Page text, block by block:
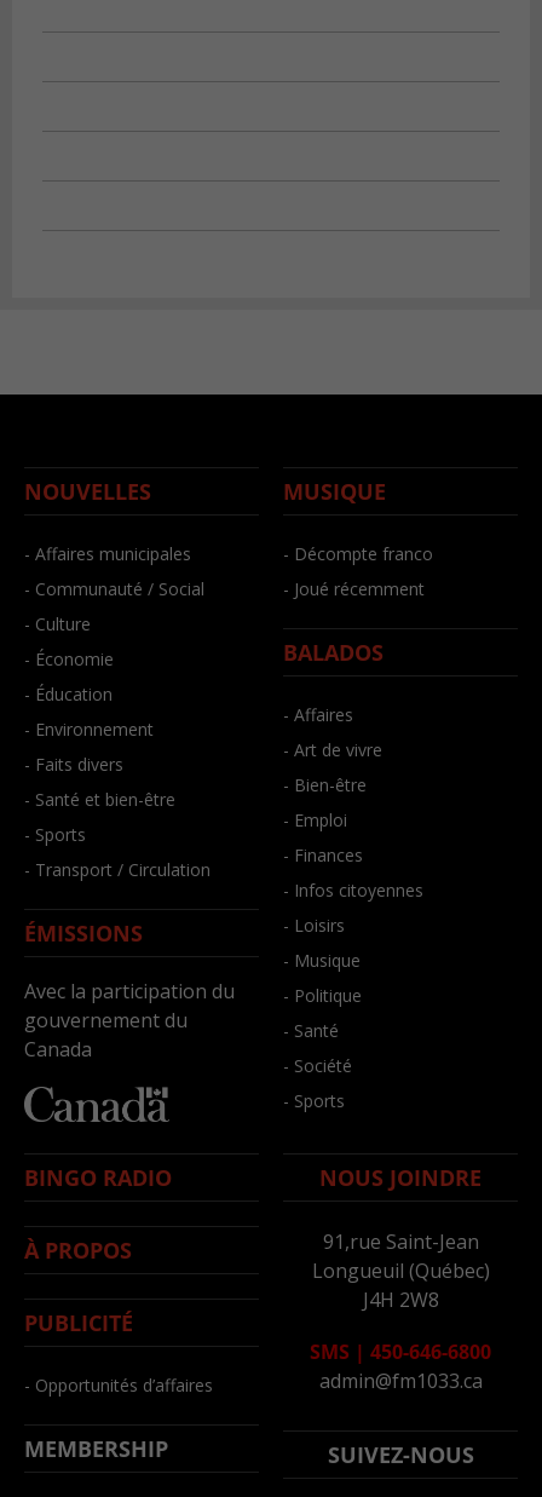
NOUVELLES
- Affaires municipales
- Communauté / Social
- Culture
- Économie
- Éducation
- Environnement
- Faits divers
- Santé et bien-être
- Sports
- Transport / Circulation
ÉMISSIONS
Avec la participation du
gouvernement du
Canada
MUSIQUE
- Décompte franco
- Joué récemment
BALADOS
- Affaires
- Art de vivre
- Bien-être
- Emploi
- Finances
- Infos citoyennes
- Loisirs
- Musique
- Politique
- Santé
- Société
- Sports
BINGO RADIO
À PROPOS
PUBLICITÉ
- Opportunités d’affaires
MEMBERSHIP
NOUS JOINDRE
91,rue Saint-Jean
Longueuil (Québec)
J4H 2W8
SMS | 450-646-6800
admin@fm1033.ca
SUIVEZ-NOUS